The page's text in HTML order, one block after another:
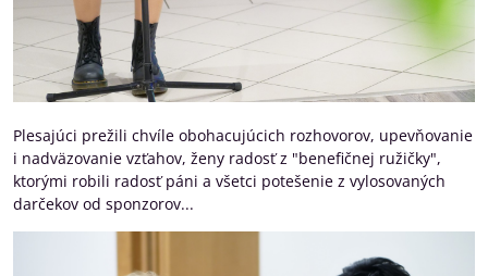
Plesajúci prežili chvíle obohacujúcich rozhovorov, upevňovanie
i nadväzovanie vzťahov, ženy radosť z "benefičnej ružičky",
ktorými robili radosť páni a všetci potešenie z vylosovaných
darčekov od sponzorov...